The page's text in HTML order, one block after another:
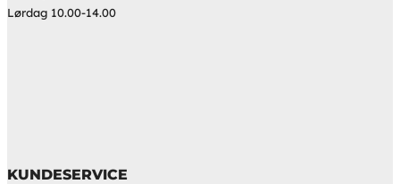
Lørdag 10.00-14.00
KUNDESERVICE